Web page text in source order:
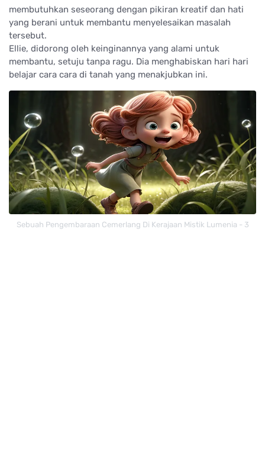
membutuhkan seseorang dengan pikiran kreatif dan hati
yang berani untuk membantu menyelesaikan masalah
tersebut.
Ellie, didorong oleh keinginannya yang alami untuk
membantu, setuju tanpa ragu. Dia menghabiskan hari hari
belajar cara cara di tanah yang menakjubkan ini.
Sebuah Pengembaraan Cemerlang Di Kerajaan Mistik Lumenia - 3